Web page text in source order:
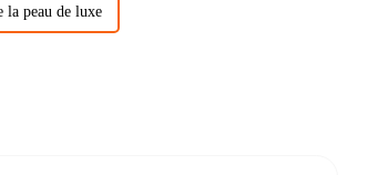
la peau de luxe